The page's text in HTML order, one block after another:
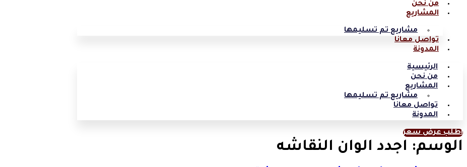
من نحن
المشاريع
مشاريع تم تسليمها
تواصل معانا
المدونة
الرئيسية
من نحن
المشاريع
مشاريع تم تسليمها
تواصل معانا
المدونة
اطلب عرض سعر
الوسم: اجدد الوان النقاشه